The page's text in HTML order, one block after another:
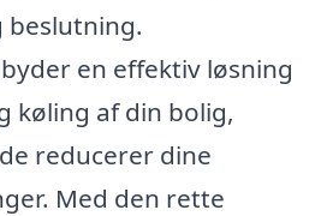
beslutning.
en effektiv løsning
køling af din bolig,
reducerer dine
Med den rette